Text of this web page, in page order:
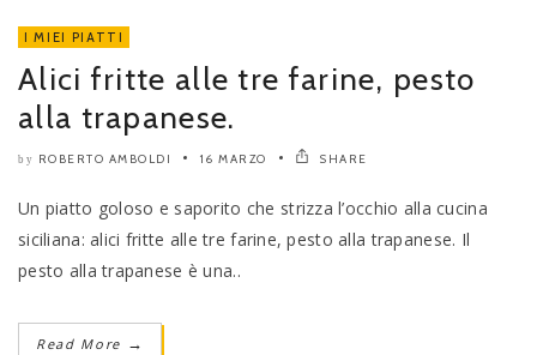
I MIEI PIATTI
Alici fritte alle tre farine, pesto
alla trapanese.
by ROBERTO AMBOLDI 16 MARZO SHARE
Un piatto goloso e saporito che strizza l’occhio alla cucina
siciliana: alici fritte alle tre farine, pesto alla trapanese. Il
pesto alla trapanese è una..
Read More →